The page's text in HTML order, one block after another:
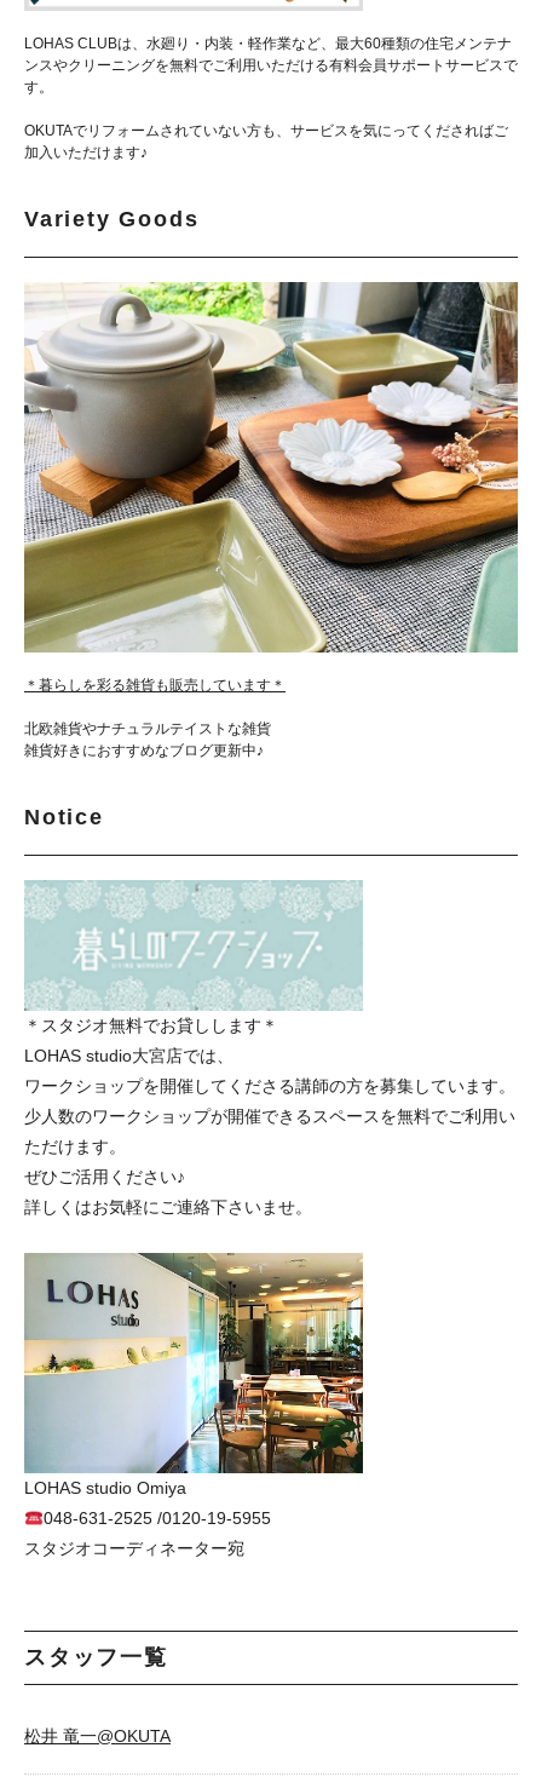
LOHAS CLUBは、水廻り・内装・軽作業など、最大60種類の住宅メンテナ
ンスやクリーニングを無料でご利用いただける有料会員サポートサービスで
す。
OKUTAでリフォームされていない方も、サービスを気にってくださればご
加入いただけます♪
Variety Goods
＊暮らしを彩る雑貨も販売しています＊
北欧雑貨やナチュラルテイストな雑貨
雑貨好きにおすすめなブログ更新中♪
Notice
＊スタジオ無料でお貸しします＊
LOHAS studio大宮店では、
ワークショップを開催してくださる講師の方を募集しています。
少人数のワークショップが開催できるスペースを無料でご利用い
ただけます。
ぜひご活用ください♪
詳しくはお気軽にご連絡下さいませ。
LOHAS studio Omiya
048-631-2525 /0120-19-5955
スタジオコーディネーター宛
スタッフ一覧
松井 竜一@OKUTA